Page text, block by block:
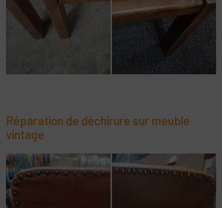
Réparation de déchirure sur meuble
vintage